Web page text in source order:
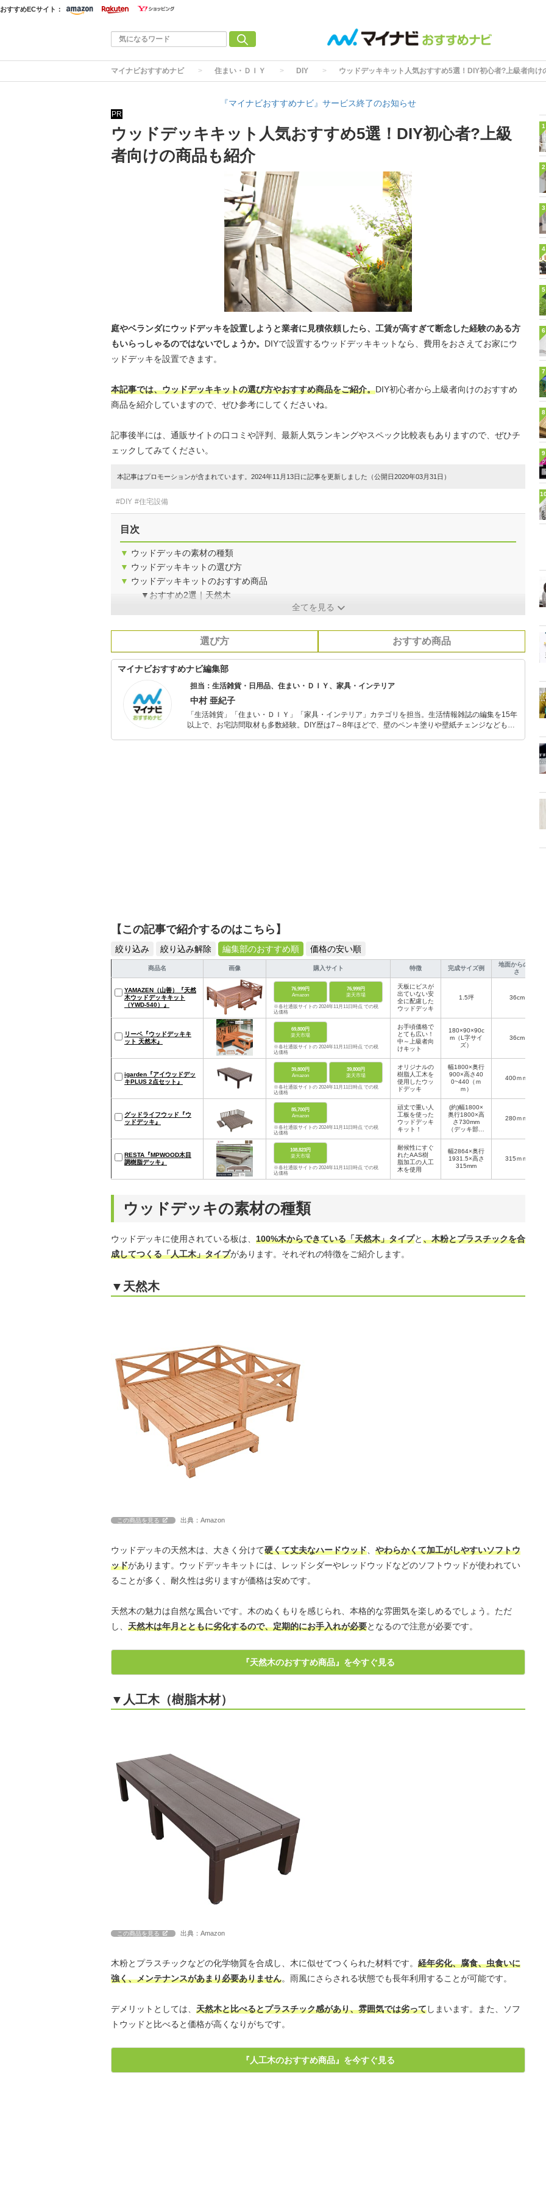
おすすめECサイト：
マイナビおすすめナビ 住まい・ＤＩＹ DIY ウッドデッキキット人気おすすめ5選！DIY初心者?上級者向け
『マイナビおすすめナビ』サービス終了のお知らせ
PR
ウッドデッキキット人気おすすめ5選！DIY初心者?上級
者向けの商品も紹介
庭やベランダにウッドデッキを設置しようと業者に見積依頼したら、工賃が高すぎて断念した経験のある方
もいらっしゃるのではないでしょうか。 DIYで設置するウッドデッキキットなら、費用をおさえてお家にウ
ッドデッキを設置できます。
本記事では、ウッドデッキキットの選び方やおすすめ商品をご紹介。DIY初心者から上級者向けのおすすめ
商品を紹介していますので、ぜひ参考にしてくださいね。
記事後半には、通販サイトの口コミや評判、最新人気ランキングやスペック比較表もありますので、ぜひチ
ェックしてみてください。
本記事はプロモーションが含まれています。2024年11月13日に記事を更新しました（公開日2020年03月31日）
#DIY #住宅設備
目次
▼ ウッドデッキの素材の種類
▼ ウッドデッキキットの選び方
▼ ウッドデッキキットのおすすめ商品
▼おすすめ2選｜天然木
全てを見る
選び方 おすすめ商品
マイナビおすすめナビ編集部
担当：生活雑貨・日用品、住まい・ＤＩＹ、家具・インテリア
中村 亜紀子
「生活雑貨」「住まい・ＤＩＹ」「家具・インテリア」カテゴリを担当。生活情報雑誌の編集を15年
以上で、お宅訪問取材も多数経験。DIY歴は7～8年ほどで、壁のペンキ塗りや壁紙チェンジなどもチ
【この記事で紹介するのはこちら】
絞り込み 絞り込み解除 編集部のおすすめ順 価格の安い順
商品名 画像 購入サイト 特徴 完成サイズ例
地面からの高
さ
YAMAZEN（山善）『天然
木ウッドデッキキット
（YWD-540）』
76,999円
Amazon
76,999円
楽天市場
※各社通販サイトの 2024年11月11日時点 での税
込価格
天板にビスが
出ていない安
全に配慮した
ウッドデッキ
1.5坪 36cm
リーベ『ウッドデッキキ
ット 天然木』
69,800円
楽天市場
※各社通販サイトの 2024年11月11日時点 での税
込価格
お手頃価格で
とても広い！
中～上級者向
けキット
180×90×90c
m（L字サイ
ズ）
36cm
igarden『アイウッドデッ
キPLUS 2点セット』
39,800円
Amazon
39,800円
楽天市場
※各社通販サイトの 2024年11月11日時点 での税
込価格
オリジナルの
樹脂人工木を
使用したウッ
ドデッキ
幅1800×奥行
900×高さ40
0~440（ｍ
ｍ）
400ｍｍ
グッドライフウッド『ウ
ッドデッキ』
85,700円
Amazon
※各社通販サイトの 2024年11月11日時点 での税
込価格
頑丈で重い人
工板を使った
ウッドデッキ
キット！
(約)幅1800×
奥行1800×高
さ730mm
（デッキ部分
280ｍｍ
RESTA『MPWOOD木目
調樹脂デッキ』
108,823円
楽天市場
※各社通販サイトの 2024年11月11日時点 での税
込価格
耐候性にすぐ
れたAAS樹
脂加工の人工
木を使用
幅2864×奥行
1931.5×高さ
315mm
315ｍｍ
ウッドデッキの素材の種類
ウッドデッキに使用されている板は、 100%木からできている「天然木」タイプと、木粉とプラスチックを合
成してつくる「人工木」タイプがあります。それぞれの特徴をご紹介します。
▼天然木
この商品を見る 出典：Amazon
ウッドデッキの天然木は、大きく分けて硬くて丈夫なハードウッド
やわらかくて加工がしやすいソフトウ
ッドがあります。ウッドデッキキットには、レッドシダーやレッドウッドなどのソフトウッドが使われてい
ることが多く、耐久性は劣りますが価格は安めです。
天然木の魅力は自然な風合いです。木のぬくもりを感じられ、本格的な雰囲気を楽しめるでしょう。ただ
し、 天然木は年月とともに劣化するので、定期的にお手入れが必要となるので注意が必要です。
『天然木のおすすめ商品』を今すぐ見る
▼人工木（樹脂木材）
この商品を見る 出典：Amazon
木粉とプラスチックなどの化学物質を合成し、木に似せてつくられた材料です。 経年劣化、腐食、虫食いに
強く、メンテナンスがあまり必要ありません。雨風にさらされる状態でも長年利用することが可能です。
デメリットとしては、 天然木と比べるとプラスチック感があり、雰囲気では劣ってしまいます。また、ソフ
トウッドと比べると価格が高くなりがちです。
『人工木のおすすめ商品』を今すぐ見る
1
2
3
4
5
6
7
8
9